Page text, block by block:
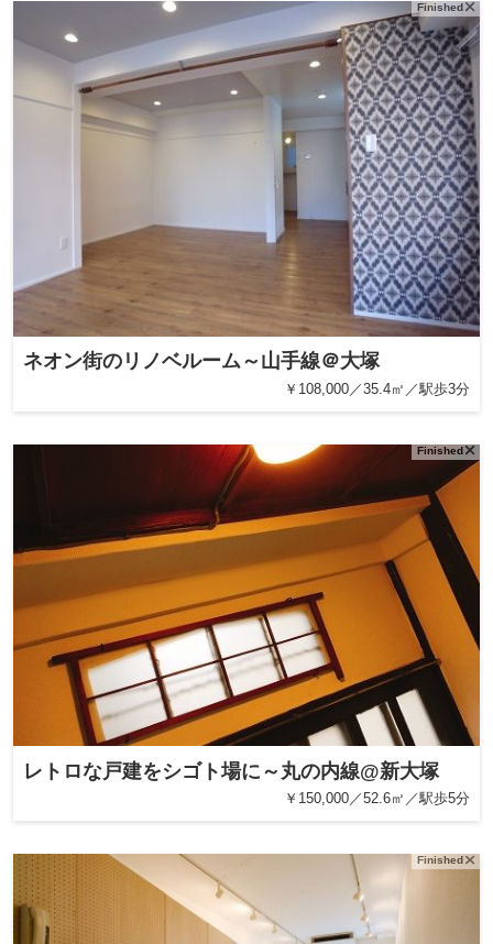
Finished
ネオン街のリノベルーム～山手線＠大塚
￥108,000／35.4㎡／駅歩3分
Finished
レトロな戸建をシゴト場に～丸の内線@新大塚
￥150,000／52.6㎡／駅歩5分
Finished